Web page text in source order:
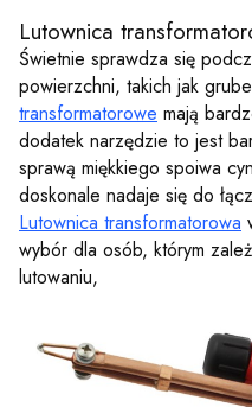
Lutownica
Świetnie sprawdza się
powierzchni, takich jak
transformatorowe mają
dodatek narzędzie to jest
sprawą miękkiego spoiwa
doskonale nadaje się do
Lutownica transformatorowa
wybór dla osób, którym
lutowaniu,